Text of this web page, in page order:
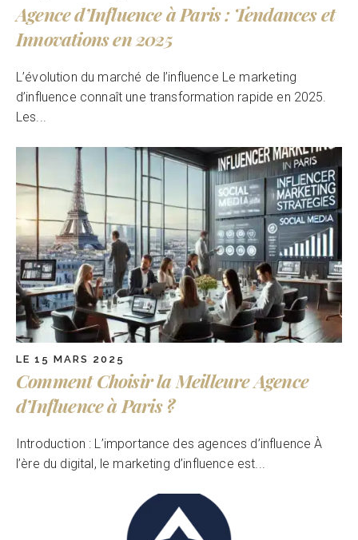
Agence d’Influence à Paris : Tendances et
Innovations en 2025
L’évolution du marché de l’influence Le marketing
d’influence connaît une transformation rapide en 2025.
Les...
LE 15 MARS 2025
Comment Choisir la Meilleure Agence
d’Influence à Paris ?
Introduction : L’importance des agences d’influence À
l’ère du digital, le marketing d’influence est...